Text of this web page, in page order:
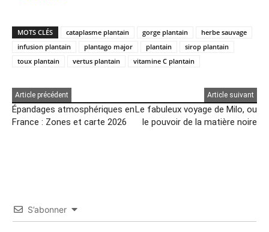
MOTS CLÉS cataplasme plantain gorge plantain
herbe sauvage
infusion plantain
plantago major plantain
sirop plantain
toux plantain
vertus plantain vitamine C plantain
Article précédent
Épandages atmosphériques en
France : Zones et carte 2026
Article suivant
Le fabuleux voyage de Milo, ou
le pouvoir de la matière noire
S’abonner